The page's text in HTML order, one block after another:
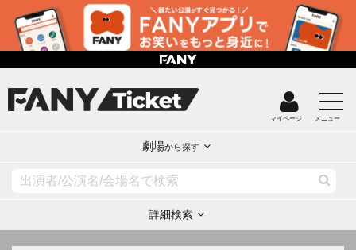
マイページ メニュー
劇場から探す
詳細検索